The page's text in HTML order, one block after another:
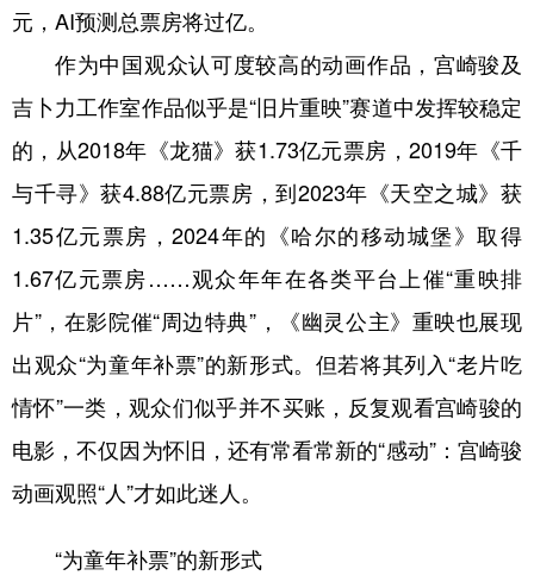
地方频道
北京 天津 河北 山西
辽宁 吉林 上海 江苏
浙江 安徽 福建 江西
山东 湖北 湖南
四川 贵州 云南 西藏
陕西 甘肃 青海 宁夏
新疆 内蒙古 黑龙江
元，AI预测总票房将过亿。
作为中国观众认可度较高的动画作品，宫崎骏及
吉卜力工作室作品似乎是“旧片重映”赛道中发挥较稳定
的，从2018年《龙猫》获1.73亿元票房，2019年《千
与千寻》获4.88亿元票房，到2023年《天空之城》获
1.35亿元票房，2024年的《哈尔的移动城堡》取得
1.67亿元票房……观众年年在各类平台上催“重映排
片”，在影院催“周边特典”，《幽灵公主》重映也展现
出观众“为童年补票”的新形式。但若将其列入“老片吃
情怀”一类，观众们似乎并不买账，反复观看宫崎骏的
电影，不仅因为怀旧，还有常看常新的“感动”：宫崎骏
动画观照“人”才如此迷人。
“为童年补票”的新形式